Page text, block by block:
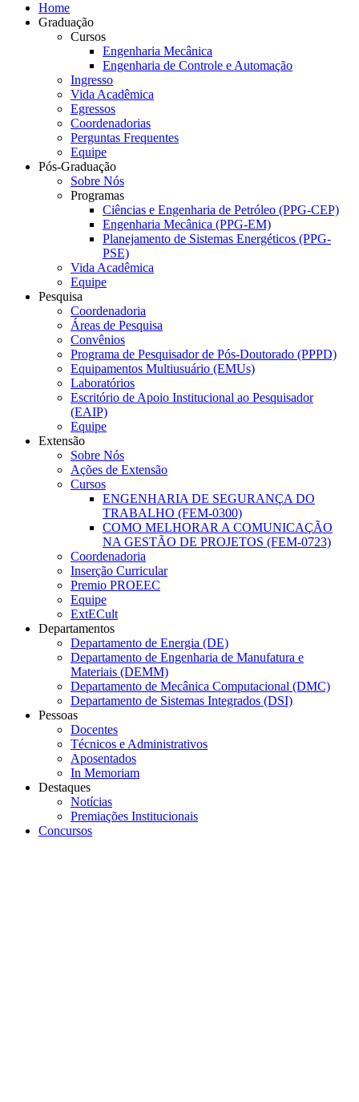
Home
Graduação
Cursos
Engenharia Mecânica
Engenharia de Controle e Automação
Ingresso
Vida Acadêmica
Egressos
Coordenadorias
Perguntas Frequentes
Equipe
Pós-Graduação
Sobre Nós
Programas
Ciências e Engenharia de Petróleo (PPG-CEP)
Engenharia Mecânica (PPG-EM)
Planejamento de Sistemas Energéticos (PPG-
PSE)
Vida Acadêmica
Equipe
Pesquisa
Coordenadoria
Áreas de Pesquisa
Convênios
Programa de Pesquisador de Pós-Doutorado (PPPD)
Equipamentos Multiusuário (EMUs)
Laboratórios
Escritório de Apoio Institucional ao Pesquisador
(EAIP)
Equipe
Extensão
Sobre Nós
Ações de Extensão
Cursos
ENGENHARIA DE SEGURANÇA DO
TRABALHO (FEM-0300)
COMO MELHORAR A COMUNICAÇÃO
NA GESTÃO DE PROJETOS (FEM-0723)
Coordenadoria
Inserção Curricular
Premio PROEEC
Equipe
ExtECult
Departamentos
Departamento de Energia (DE)
Departamento de Engenharia de Manufatura e
Materiais (DEMM)
Departamento de Mecânica Computacional (DMC)
Departamento de Sistemas Integrados (DSI)
Pessoas
Docentes
Técnicos e Administrativos
Aposentados
In Memoriam
Destaques
Notícias
Premiações Institucionais
Concursos